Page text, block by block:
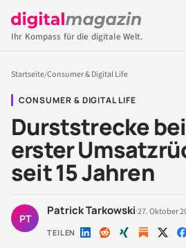
Ihr Kompass für die digitale Welt.
Startseite/Consumer & Digital Life
CONSUMER & DIGITAL LIFE
Durststrecke
erster
seit 15 Jahren
PT
Patrick Tarkowski·27. Oktober
TEILEN Auf Auf Auf Auf